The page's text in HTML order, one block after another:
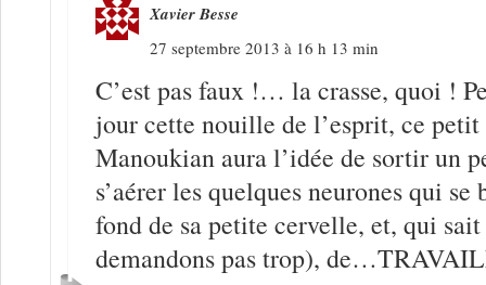
Xavier Besse
27 septembre 2013 à 16 h 13 min
C’est pas faux !… la crasse, quoi !
jour cette nouille de l’esprit, ce
Manoukian aura l’idée de sortir un
s’aérer les quelques neurones qui
fond de sa petite cervelle, et, qui sait
demandons pas trop),